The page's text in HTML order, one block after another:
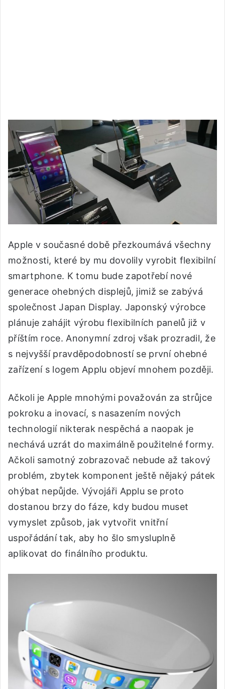
Apple v současné době přezkoumává všechny
možnosti, které by mu dovolily vyrobit flexibilní
smartphone. K tomu bude zapotřebí nové
generace ohebných displejů, jimiž se zabývá
společnost Japan Display. Japonský výrobce
plánuje zahájit výrobu flexibilních panelů již v
příštím roce. Anonymní zdroj však prozradil, že
s nejvyšší pravděpodobností se první ohebné
zařízení s logem Applu objeví mnohem později.
Ačkoli je Apple mnohými považován za strůjce
pokroku a inovací, s nasazením nových
technologií nikterak nespěchá a naopak je
nechává uzrát do maximálně použitelné formy.
Ačkoli samotný zobrazovač nebude až takový
problém, zbytek komponent ještě nějaký pátek
ohýbat nepůjde. Vývojáři Applu se proto
dostanou brzy do fáze, kdy budou muset
vymyslet způsob, jak vytvořit vnitřní
uspořádání tak, aby ho šlo smysluplně
aplikovat do finálního produktu.